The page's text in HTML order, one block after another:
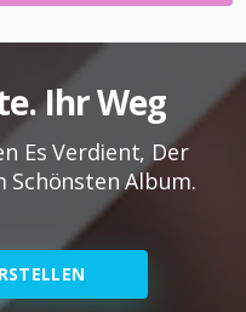
Ihr Weg
Es Verdient, Der
Schönsten Album.